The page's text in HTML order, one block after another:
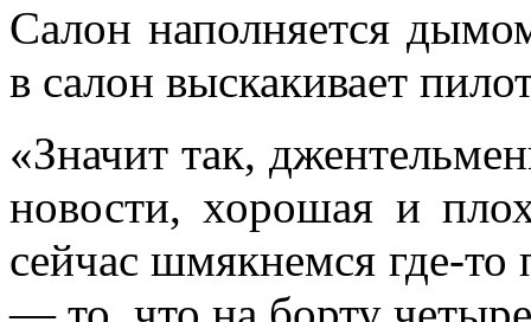
Салон наполняется
в салон выскакивает
«Значит так,
новости, хорошая и
сейчас шмякнемся где-